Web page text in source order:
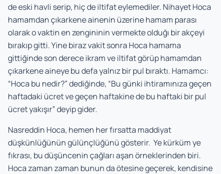
de eski havli serip, hiç de iltifat eylemediler. Nihayet Hoca
hamamdan çıkarkene ainenin üzerine hamam parası
olarak o vaktin en zengininin vermekte olduğı bir akçeyi
bırakıp gitti. Yine biraz vakit sonra Hoca hamama
gittiğinde son derece ikram ve iltifat görüp hamamdan
çıkarkene aineye bu defa yalnız bir pul bıraktı. Hamamcı:
“Hoca bu nedir?” dediğinde, “Bu günki ihtiramınıza geçen
haftadaki ücret ve geçen haftakine de bu haftaki bir pul
ücret yakışır” deyip gider.
Nasreddin Hoca, hemen her fırsatta maddiyat
düşkünlüğünün gülünçlüğünü gösterir. Ye kürküm ye
fıkrası, bu düşüncenin çağları aşan örneklerinden biri.
Hoca zaman zaman bunun da ötesine geçerek, kendisine